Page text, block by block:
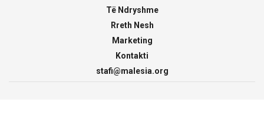
Të Ndryshme
Rreth Nesh
Marketing
Kontakti
stafi@malesia.org